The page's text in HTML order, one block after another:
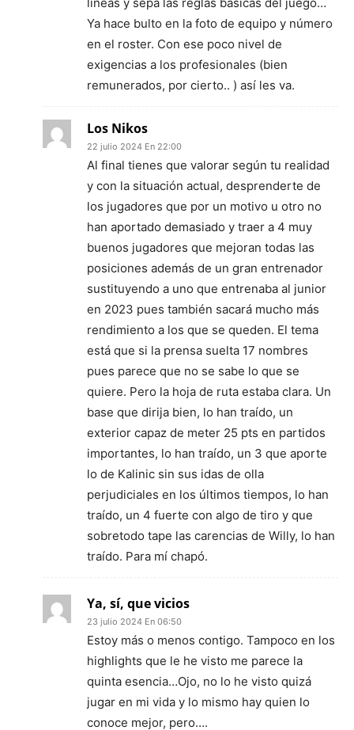
Ya hace bulto en la foto de equipo y número
en el roster. Con ese poco nivel de
exigencias a los profesionales (bien
remunerados, por cierto.. ) así les va.
Los Nikos
22 julio 2024 En 22:00
Al final tienes que valorar según tu realidad
y con la situación actual, desprenderte de
los jugadores que por un motivo u otro no
han aportado demasiado y traer a 4 muy
buenos jugadores que mejoran todas las
posiciones además de un gran entrenador
sustituyendo a uno que entrenaba al junior
en 2023 pues también sacará mucho más
rendimiento a los que se queden. El tema
está que si la prensa suelta 17 nombres
pues parece que no se sabe lo que se
quiere. Pero la hoja de ruta estaba clara. Un
base que dirija bien, lo han traído, un
exterior capaz de meter 25 pts en partidos
importantes, lo han traído, un 3 que aporte
lo de Kalinic sin sus idas de olla
perjudiciales en los últimos tiempos, lo han
traído, un 4 fuerte con algo de tiro y que
sobretodo tape las carencias de Willy, lo han
traído. Para mí chapó.
Ya, sí, que vicios
23 julio 2024 En 06:50
Estoy más o menos contigo. Tampoco en los
highlights que le he visto me parece la
quinta esencia…Ojo, no lo he visto quizá
jugar en mi vida y lo mismo hay quien lo
conoce mejor, pero….